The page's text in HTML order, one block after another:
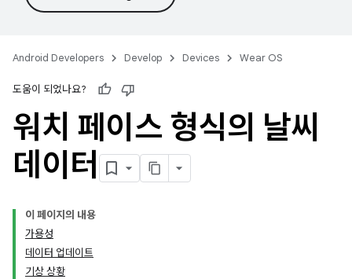
Android Developers Develop Devices Wear OS
도움이 되었나요?
워치 페이스 형식의 날씨
데이터
이 페이지의 내용
가용성
데이터 업데이트
기상 상황